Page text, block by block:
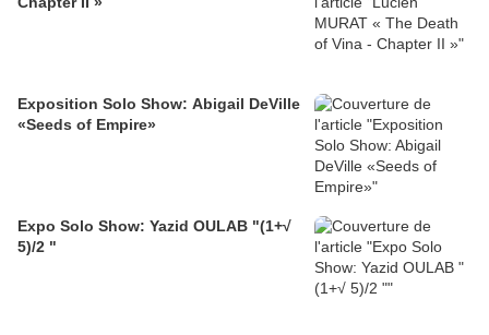
Exposition Solo Show: Abigail DeVille
«Seeds of Empire»
Expo Solo Show: Yazid OULAB "(1+√
5)/2 "